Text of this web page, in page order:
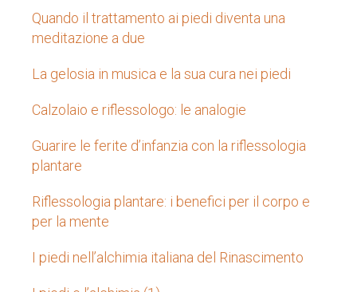
Quando il trattamento ai piedi diventa una
meditazione a due
La gelosia in musica e la sua cura nei piedi
Calzolaio e riflessologo: le analogie
Guarire le ferite d’infanzia con la riflessologia
plantare
Riflessologia plantare: i benefici per il corpo e
per la mente
I piedi nell’alchimia italiana del Rinascimento